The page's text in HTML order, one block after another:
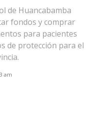
de Huancabamba
fondos y comprar
para pacientes
de protección para el
am